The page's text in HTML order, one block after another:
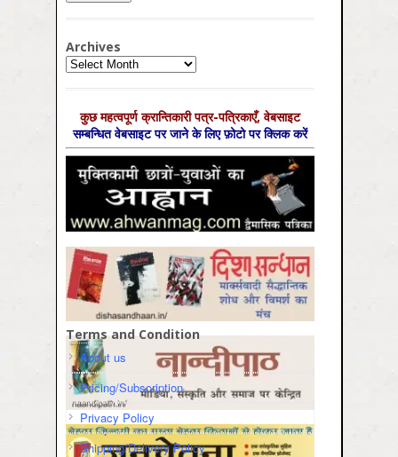
Archives
Archives
कुछ महत्‍वपूर्ण क्रान्तिकारी पत्र-पत्रिकाएँ, वेबसाइट
सम्‍बन्धित वेबसाइट पर जाने के लिए फ़ोटो पर क्लिक करें
Terms and Condition
About us
Pricing/Subscription
Privacy Policy
Shipping/Delivery Policy